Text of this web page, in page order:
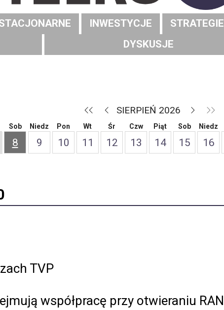
INWESTYCJE STRATEGIE
DYSKUSJE
SIERPIEŃ 2026
Sob
8
Niedz
9
Pon
10
Wt
11
Śr
12
Czw
13
Piąt
14
Sob
15
Niedz
16
TVP
współpracę przy otwieraniu RAN